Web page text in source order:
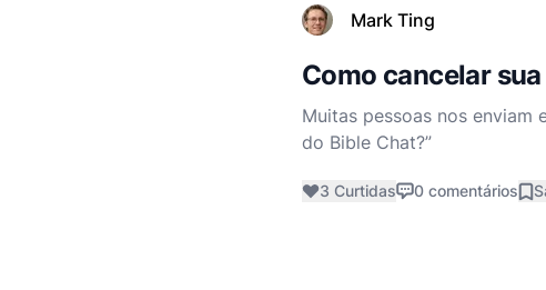
Mark Ting
Como cancelar
Muitas pessoas nos enviam
do Bible Chat?”
3 Curtidas 0 comentários